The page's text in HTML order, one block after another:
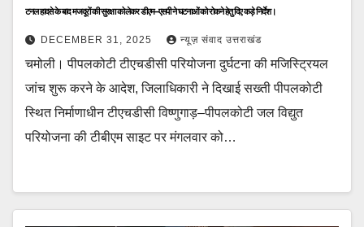
टनल हादसे के बाद मजदूरों की सुरक्षा को लेकर डीएम–एसपी ने घटनाओं को रोकने हेतु दिए कड़े निर्देश।
DECEMBER 31, 2025 न्यूज़ संवाद उत्तराखंड
चमोली। पीपलकोटी टीएचडीसी परियोजना दुर्घटना की मजिस्ट्रियल
जांच शुरू करने के आदेश, जिलाधिकारी ने दिखाई सख्ती पीपलकोटी
स्थित निर्माणाधीन टीएचडीसी विष्णुगाड़–पीपलकोटी जल विद्युत
परियोजना की टीबीएम साइट पर मंगलवार को…